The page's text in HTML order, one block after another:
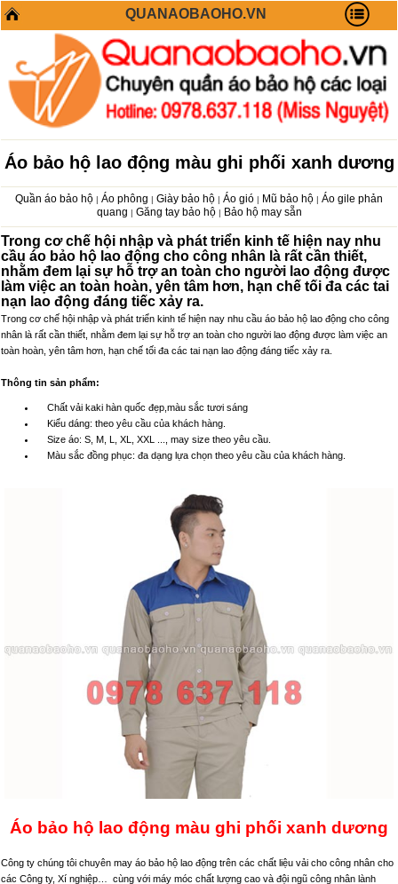
QUANAOBAOHO.VN
Áo bảo hộ lao động màu ghi phối xanh dương
Quần áo bảo hộ | Áo phông | Giày bảo hộ | Áo gió | Mũ bảo hộ | Áo gile phản
quang | Găng tay bảo hộ| Bảo hộ may sẵn
Trong cơ chế hội nhập và phát triển kinh tế hiện nay nhu
cầu áo bảo hộ lao động cho công nhân là rất cần thiết,
nhằm đem lại sự hỗ trợ an toàn cho người lao động được
làm việc an toàn hoàn, yên tâm hơn, hạn chế tối đa các tai
nạn lao động đáng tiếc xảy ra.
Trong cơ chế hội nhập và phát triển kinh tế hiện nay nhu cầu áo bảo hộ lao động cho công
nhân là rất cần thiết, nhằm đem lại sự hỗ trợ an toàn cho người lao động được làm việc an
toàn hoàn, yên tâm hơn, hạn chế tối đa các tai nạn lao động đáng tiếc xảy ra.
Thông tin sản phẩm:
Chất vải kaki hàn quốc đẹp,màu sắc tươi sáng
Kiểu dáng: theo yêu cầu của khách hàng.
Size áo: S, M, L, XL, XXL ..., may size theo yêu cầu.
Màu sắc đồng phục: đa dạng lựa chọn theo yêu cầu của khách hàng.
Áo bảo hộ lao động màu ghi phối xanh dương
Công ty chúng tôi chuyên may áo bảo hộ lao động trên các chất liệu vải cho công nhân cho
các Công ty, Xí nghiệp… cùng với máy móc chất lượng cao và đội ngũ công nhân lành